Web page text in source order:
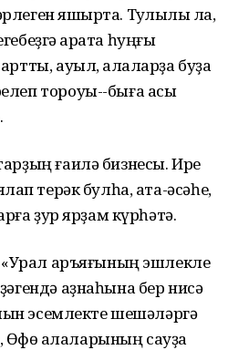
яҡшырта. Туҡлыҡлы ла,
ҡарата һуңғы
ауыл, ҡалаларҙа буҙа
тороуы--быға асыҡ
ғаилә бизнесы. Ире
терәк булһа, ата-әсәһе,
ҙур ярҙам күрһәтә.
«Урал аръяғының эшлекле
аҙнаһына бер нисә
эсемлекте шешәләргә
Өфө ҡалаларының сауҙа